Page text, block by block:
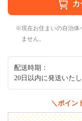
現在お住まいの自治体
ません。
配送時期：
20日以内に発送いた
＼ポイン